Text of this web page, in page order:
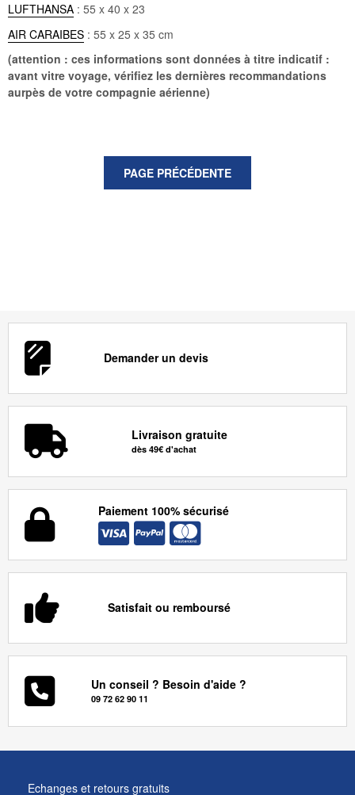
LUFTHANSA : 55 x 40 x 23
AIR CARAIBES : 55 x 25 x 35 cm
(attention : ces informations sont données à titre indicatif :
avant vitre voyage, vérifiez les dernières recommandations
aurpès de votre compagnie aérienne)
Demander un devis
Livraison gratuite
dès 49€ d'achat
Paiement 100% sécurisé
Satisfait ou remboursé
Un conseil ? Besoin d'aide ?
09 72 62 90 11
Echanges et retours gratuits